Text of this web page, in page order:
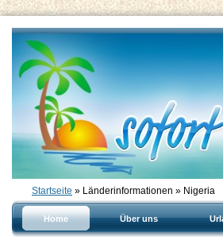
Startseite » Länderinformationen » Nigeria
Home Über uns